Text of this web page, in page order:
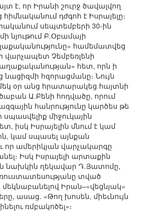
է, որ Իրանի շուրջ ծավալվող
դժգոհ է Իսրայելը։
սեպտեմբերի 30-ին
նյութում Բ.Օբամայի
համեմատվեց
վարչապետ Չեմբեռլենի
հետ, որն ի
նացիզմի հզորացմանը։ Նույն
օր անց հրատարակեց հայտնի
Ա.Բենի հոդվածը, որում
հանրությունը կարծես թե
միջուկային
իսկ Իսրայելին մնում է կամ
կամ սպասել այնքան
որ ամերիկյան վարչակարգը
Իսկ Իսրայելի արտաքին
նախկին ղեկավար Դ.Յատոմը,
տված
մեկնաբանելով Իրան–«վեցնյակ»
ասաց. «Թող խոսեն, միեւնույն
ռմբակոծել»։